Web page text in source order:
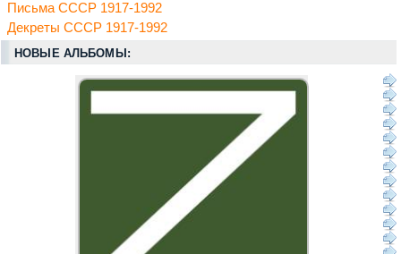
Письма СССР 1917-1992
Декреты СССР 1917-1992
НОВЫЕ АЛЬБОМЫ: